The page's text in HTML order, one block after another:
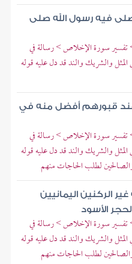
فيه رسول الله صلى
تفسير سورة الإخلاص > رسالة في
والشريك والند قد دل عليه قوله
عند قبورهم أفضل منه في
تفسير سورة الإخلاص > رسالة في
والشريك والند قد دل عليه قوله
لطلب الحاجات منهم
الركنين اليمانيين
الأسود
تفسير سورة الإخلاص > رسالة في
والشريك والند قد دل عليه قوله
لطلب الحاجات منهم